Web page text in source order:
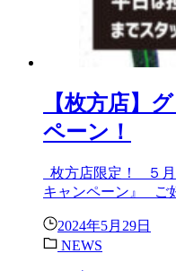
【枚方店】
ペーン！
枚方店限定！ ５
キャンペーン』 ご
2024年5月29日
NEWS